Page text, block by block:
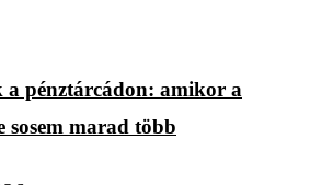
a pénztárcádon: amikor a
sosem marad több